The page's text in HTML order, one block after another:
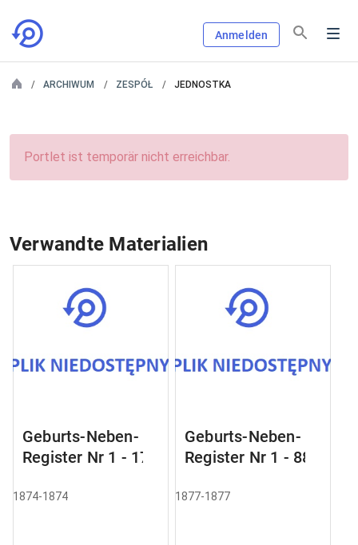
Anmelden
ARCHIWUM ZESPÓŁ JEDNOSTKA
Portlet ist temporär nicht erreichbar.
Verwandte Materialien
Geburts-Neben-
Register Nr 1 - 17
1874-1874
Geburts-Neben-
Register Nr 1 - 88
1877-1877